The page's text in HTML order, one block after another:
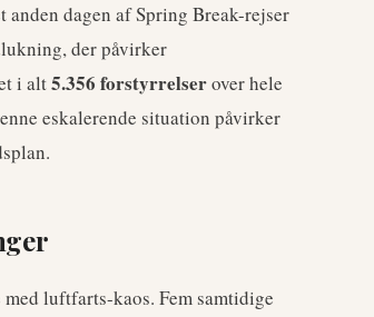
dagen af Spring Break-rejser
der påvirker
i alt5.356 forstyrrelserover hele
eskalerende situation påvirker
luftfarts-kaos. Fem samtidige